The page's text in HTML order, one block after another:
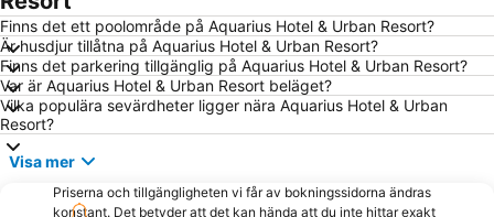
Finns det ett poolområde på Aquarius Hotel & Urban Resort?
Är husdjur tillåtna på Aquarius Hotel & Urban Resort?
Finns det parkering tillgänglig på Aquarius Hotel & Urban Resort?
Var är Aquarius Hotel & Urban Resort beläget?
Vilka populära sevärdheter ligger nära Aquarius Hotel & Urban
Resort?
Visa mer
Priserna och tillgängligheten vi får av bokningssidorna ändras
konstant. Det betyder att det kan hända att du inte hittar exakt